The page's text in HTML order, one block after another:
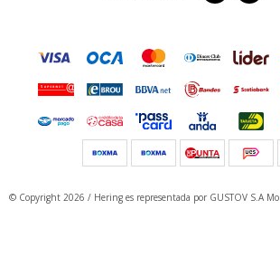
© Copyright 2026 / Hering es representada por GUSTOV S.A